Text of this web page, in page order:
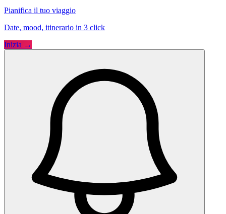
Pianifica il tuo viaggio
Date, mood, itinerario in 3 click
Inizia →